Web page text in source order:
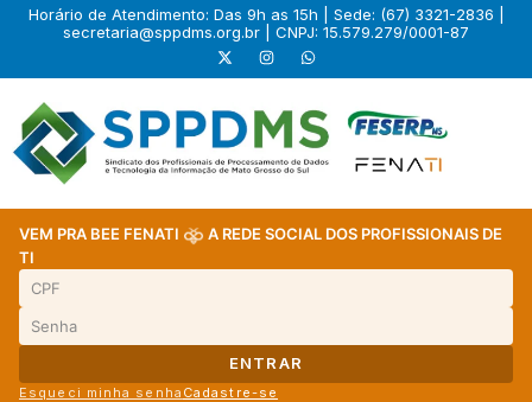
Horário de Atendimento: Das 9h as 15h | Sede: (67) 3321-2836 |
secretaria@sppdms.org.br | CNPJ: 15.579.279/0001-87
VEM PRA BEE FENATI
A REDE SOCIAL DOS PROFISSIONAIS DE
TI
ENTRAR
Esqueci minha senha Cadastre-se